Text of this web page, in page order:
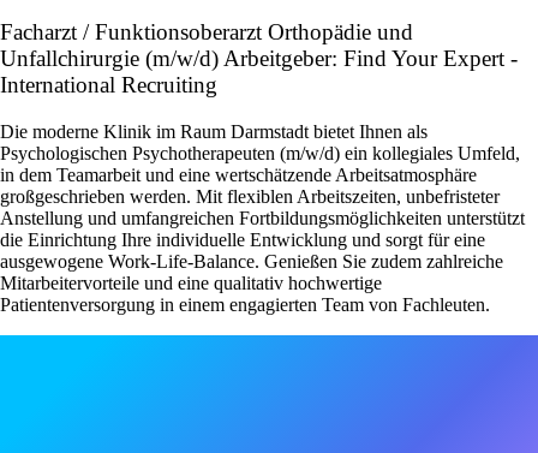
Facharzt / Funktionsoberarzt Orthopädie und
Unfallchirurgie (m/w/d) Arbeitgeber: Find Your Expert -
International Recruiting
Die moderne Klinik im Raum Darmstadt bietet Ihnen als
Psychologischen Psychotherapeuten (m/w/d) ein kollegiales Umfeld,
in dem Teamarbeit und eine wertschätzende Arbeitsatmosphäre
großgeschrieben werden. Mit flexiblen Arbeitszeiten, unbefristeter
Anstellung und umfangreichen Fortbildungsmöglichkeiten unterstützt
die Einrichtung Ihre individuelle Entwicklung und sorgt für eine
ausgewogene Work-Life-Balance. Genießen Sie zudem zahlreiche
Mitarbeitervorteile und eine qualitativ hochwertige
Patientenversorgung in einem engagierten Team von Fachleuten.